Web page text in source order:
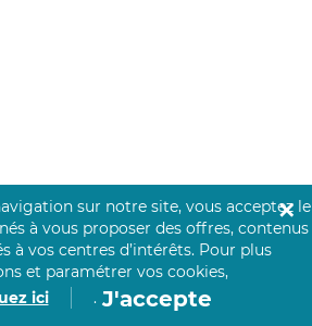
sur notre site, vous acceptez le
à vous proposer des offres, contenus
à vos centres d’intérêts. Pour plus
et paramétrer vos cookies,
ici
. J'accepte
✕